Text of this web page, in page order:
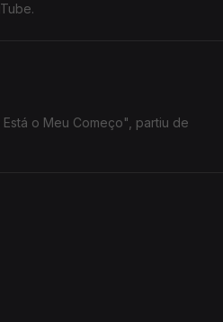
o Meu Começo", partiu de